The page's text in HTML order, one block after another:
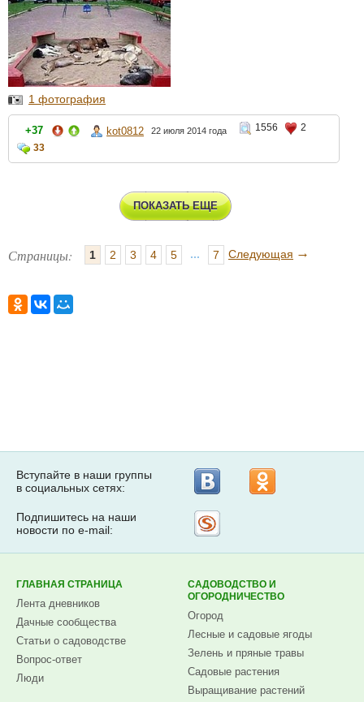
1 фотография
+37 kot0812 22 июля 2014 года 1556
2
33
ПОКАЗАТЬ ЕЩЕ
Страницы: 1 2 3 4 5 ... 7 Следующая →
Вступайте в наши группы
в социальных сетях:
Подпишитесь на наши
новости по e-mail:
ГЛАВНАЯ СТРАНИЦА
Лента дневников
Дачные сообщества
Статьи о садоводстве
Вопрос-ответ
Люди
САДОВОДСТВО И
ОГОРОДНИЧЕСТВО
Огород
Лесные и садовые ягоды
Зелень и пряные травы
Садовые растения
Выращивание растений